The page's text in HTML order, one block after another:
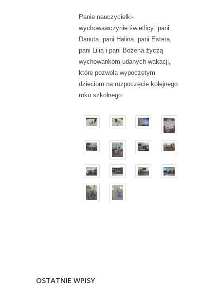
Panie nauczycielki-
wychowawczynie świetlicy: pani
Danuta, pani Halina, pani Estera,
pani Lilia i pani Bożena życzą
wychowankom udanych wakacji,
które pozwolą wypoczętym
dzieciom na rozpoczęcie kolejnego
roku szkolnego.
OSTATNIE WPISY